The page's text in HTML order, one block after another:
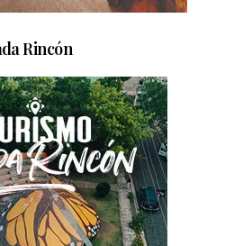
Rincón